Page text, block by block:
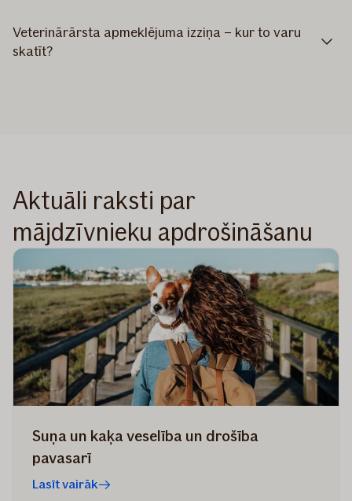
Veterinārārsta apmeklējuma izziņa – kur to varu
skatīt?
Aktuāli raksti par
mājdzīvnieku apdrošināšanu
Suņa un kaķa veselība un drošība
pavasarī
Lasīt vairāk